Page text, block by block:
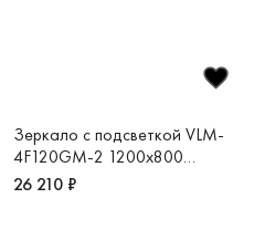
Зеркало с подсветкой VLM-
4F120GM-2 1200х800
вороненая сталь
26 210 ₽